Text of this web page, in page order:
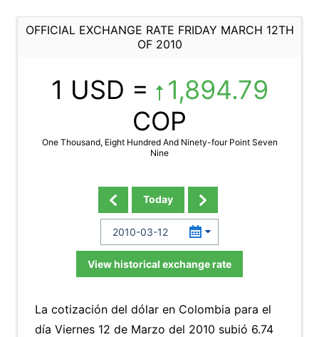
OFFICIAL EXCHANGE RATE FRIDAY MARCH 12TH
OF 2010
1 USD =
1,894.79
COP
One Thousand, Eight Hundred And Ninety-four Point Seven
Nine
Today
View historical exchange rate
La cotización del dólar en Colombia para el
día Viernes 12 de Marzo del 2010 subió 6.74